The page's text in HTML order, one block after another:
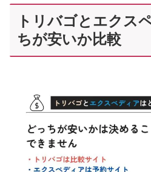
トリバゴとエクス
ちが安いか比較